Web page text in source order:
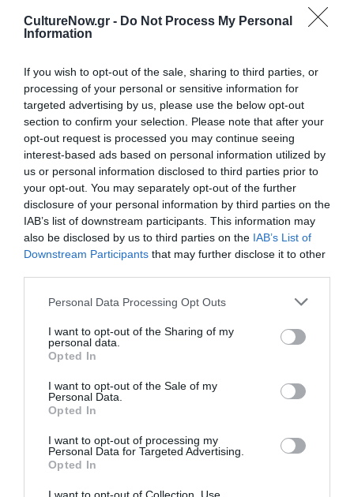
CultureNow.gr - Do Not Process My Personal
Information
If you wish to opt-out of the sale, sharing to third parties, or
processing of your personal or sensitive information for
targeted advertising by us, please use the below opt-out
section to confirm your selection. Please note that after your
opt-out request is processed you may continue seeing
interest-based ads based on personal information utilized by
us or personal information disclosed to third parties prior to
your opt-out. You may separately opt-out of the further
disclosure of your personal information by third parties on the
IAB’s list of downstream participants. This information may
also be disclosed by us to third parties on the IAB’s List of
Downstream Participants that may further disclose it to other
Personal Data Processing Opt Outs
I want to opt-out of the Sharing of my
personal data.
Opted In
I want to opt-out of the Sale of my
Personal Data.
Opted In
I want to opt-out of processing my
Personal Data for Targeted Advertising.
Opted In
την Τέχνη και τον Πολιτισμό!
Ακολουθήστε το Culturenow.gr
Σχετικά Άρθρα
Σταύρος Ξαρχάκος:
Ταξίδι στο φως στο
Θέατρο Λυκαβηττού
υποδέχεται έναν
δυναμικό